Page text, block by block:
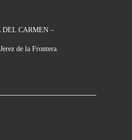
CARMEN –
de la Frontera.